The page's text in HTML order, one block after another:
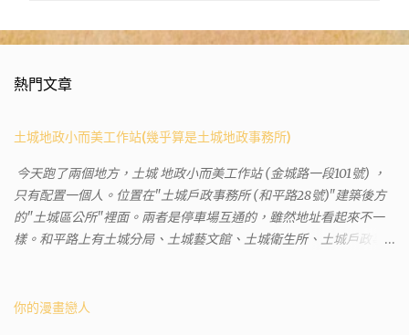
熱門文章
土城地政小而美工作站(幾乎算是土城地政事務所)
今天跑了兩個地方，土城 地政小而美工作站 (金城路一段101號) ，
只有配置一個人。位置在"土城戶政事務所 (和平路28號)"建築後方
的"土城區公所"裡面。兩者是停車場互通的，雖然地址看起來不一
樣。和平路上有土城分局、土城藝文館、土城衛生所、土城戶政事
沒有正式的地政事務所，只有地政小而美工作站 ，也已經能處理大
你的漫畫戀人